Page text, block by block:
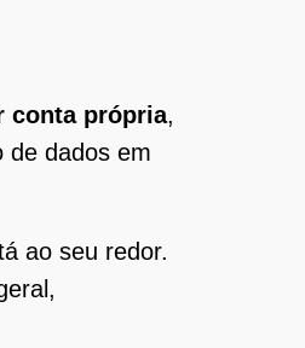
conta própria,
de dados em
ao seu redor.